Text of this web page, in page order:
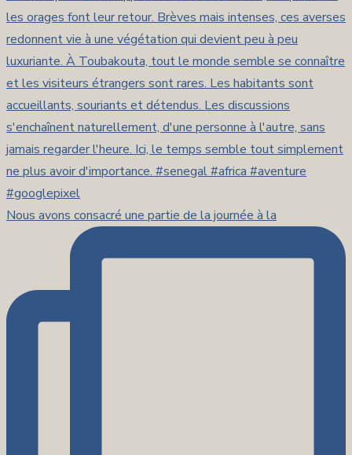
Nous avons consacré une partie de la journée à la